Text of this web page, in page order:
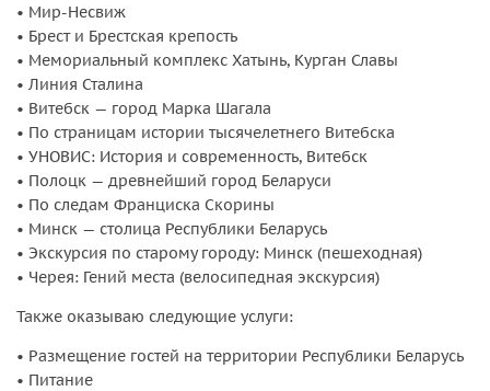
• Мир-Несвиж
• Брест и Брестская крепость
• Мемориальный комплекс Хатынь, Курган Славы
• Линия Сталина
• Витебск — город Марка Шагала
• По страницам истории тысячелетнего Витебска
• УНОВИС: История и современность, Витебск
• Полоцк — древнейший город Беларуси
• По следам Франциска Скорины
• Минск — столица Республики Беларусь
• Экскурсия по старому городу: Минск (пешеходная)
• Черея: Гений места (велосипедная экскурсия)
Также оказываю следующие услуги:
• Размещение гостей на территории Республики Беларусь
• Питание